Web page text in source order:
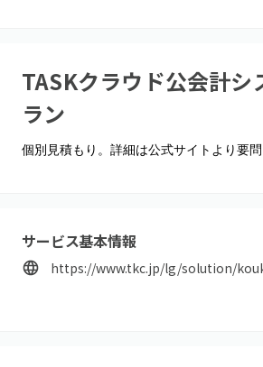
TASKクラウド公会計シ
ラン
個別見積もり。詳細は公式サイトより要問
サービス基本情報
https://www.tkc.jp/lg/solution/